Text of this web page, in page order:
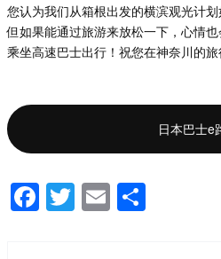
您认为我们从箱根出发的横滨观光计划
但如果能通过旅游来放松一下，心情
乘坐高速巴士出行！祝您在神奈川的
日本巴士e
F
a
T
wi
E
m